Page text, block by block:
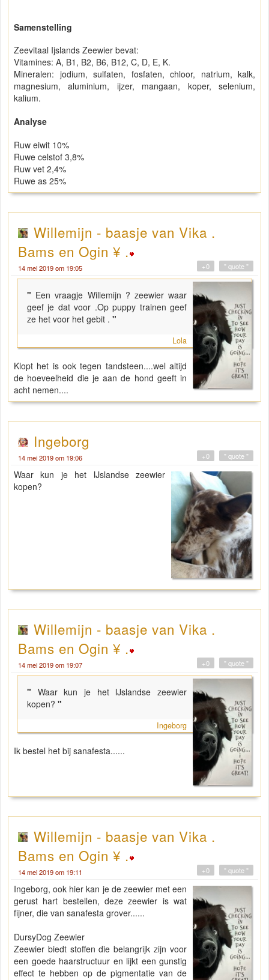
Samenstelling
Zeevitaal Ijslands Zeewier bevat:
Vitamines: A, B1, B2, B6, B12, C, D, E, K.
Mineralen: jodium, sulfaten, fosfaten, chloor, natrium, kalk,
magnesium, aluminium, ijzer, mangaan, koper, selenium,
kalium.
Analyse
Ruw eiwit 10%
Ruwe celstof 3,8%
Ruw vet 2,4%
Ruwe as 25%
Willemijn - baasje van Vika .
Bams en Ogin ¥ .
14 mei 2019 om 19:05 " quote "
+0
" Een vraagje Willemijn ? zeewier waar
geef je dat voor .Op puppy trainen geef
ze het voor het gebit . "
Lola
Klopt het is ook tegen tandsteen....wel altijd
de hoeveelheid die je aan de hond geeft in
acht nemen....
Ingeborg
14 mei 2019 om 19:06 " quote "
+0
Waar kun je het IJslandse zeewier
kopen?
Willemijn - baasje van Vika .
Bams en Ogin ¥ .
14 mei 2019 om 19:07 " quote "
+0
" Waar kun je het IJslandse zeewier
kopen? "
Ingeborg
Ik bestel het bij sanafesta......
Willemijn - baasje van Vika .
Bams en Ogin ¥ .
14 mei 2019 om 19:11 " quote "
+0
Ingeborg, ook hier kan je de zeewier met een
gerust hart bestellen, deze zeewier is wat
fijner, die van sanafesta grover......
DursyDog Zeewier
Zeewier biedt stoffen die belangrijk zijn voor
een goede haarstructuur en lijkt een gunstig
effect te hebben op de pigmentatie van de